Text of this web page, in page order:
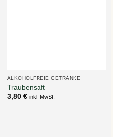
ALKOHOLFREIE GETRÄNKE
Traubensaft
3,80 € inkl. MwSt.